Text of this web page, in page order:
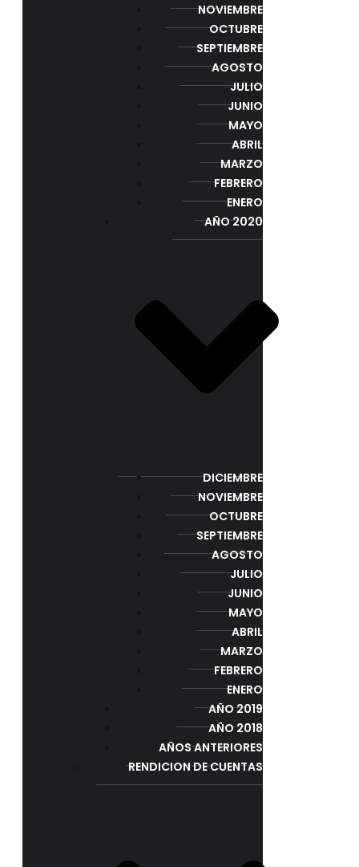
NOVIEMBRE
OCTUBRE
SEPTIEMBRE
AGOSTO
JULIO
JUNIO
MAYO
ABRIL
MARZO
FEBRERO
ENERO
AÑO 2020
DICIEMBRE
NOVIEMBRE
OCTUBRE
SEPTIEMBRE
AGOSTO
JULIO
JUNIO
MAYO
ABRIL
MARZO
FEBRERO
ENERO
AÑO 2019
AÑO 2018
AÑOS ANTERIORES
RENDICION DE CUENTAS